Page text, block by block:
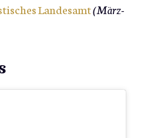
Landesamt(März-